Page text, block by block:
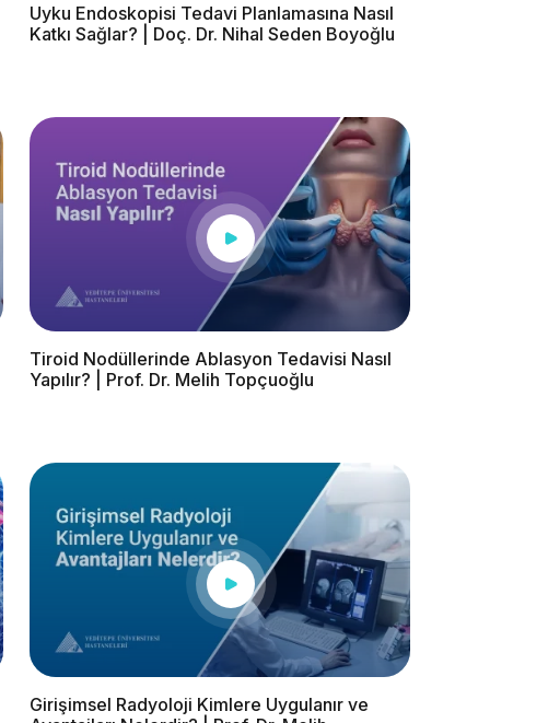
Uyku Endoskopisi Tedavi Planlamasına Nasıl
Katkı Sağlar? | Doç. Dr. Nihal Seden Boyoğlu
Tiroid Nodüllerinde Ablasyon Tedavisi Nasıl
Yapılır? | Prof. Dr. Melih Topçuoğlu
Girişimsel Radyoloji Kimlere Uygulanır ve